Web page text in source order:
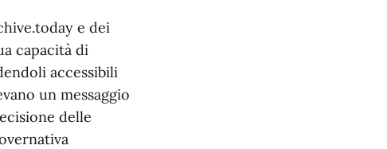
e dei
capacità di
accessibili
un messaggio
delle